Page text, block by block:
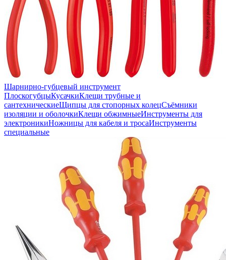
Шарнирно-губцевый инструмент
ПлоскогубцыКусачкиКлещи трубные и
сантехническиеЩипцы для стопорных колецСъёмники
изоляции и оболочкиКлещи обжимныеИнструменты для
электроникиНожницы для кабеля и тросаИнструменты
специальные